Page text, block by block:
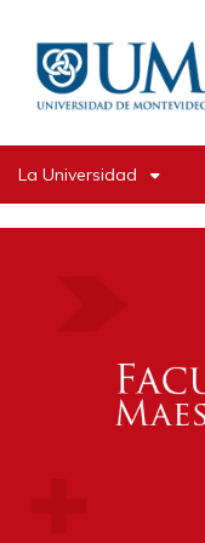
contenido
principal
La Universidad